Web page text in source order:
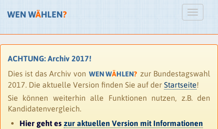
WEN WÄHLEN?
ACHTUNG: Archiv 2017!
Dies ist das Archiv von WEN WÄHLEN? zur Bundestagswahl
2017. Die aktuelle Version finden Sie auf der Startseite!
Sie können weiterhin alle Funktionen nutzen, z.B. den
Kandidatenvergleich.
Hier geht es zur aktuellen Version mit Informationen